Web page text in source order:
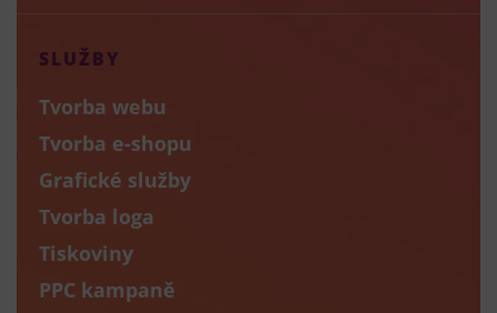
SLUŽBY
Tvorba webu
Tvorba e-shopu
Grafické služby
Tvorba loga
Tiskoviny
PPC kampaně